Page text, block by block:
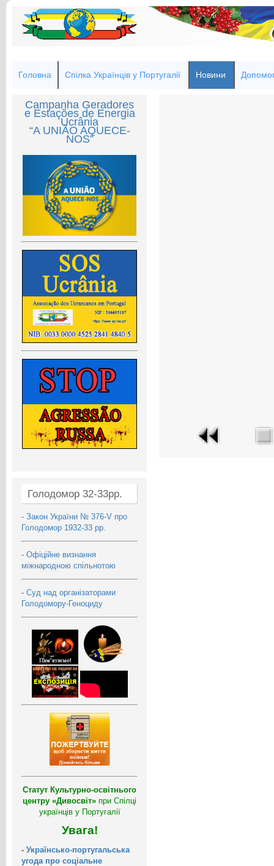
Головна Спілка Українців у Португалії Новини
Campanha Geradores
e Estações de Energia
Ucrânia
“A UNIÃO AQUECE-
NOS”
Голодомор 32-33рр.
- Закон України № 376-V про
Голодомор 1932-33 рр.
- Офіційне визнання
міжнародною спільнотою
- Суд над організаторами
Голодомору-Геноциду
Статут Культурно-освітнього
центру «Дивосвіт» при Спілці
українців у Португалії
Увага!
- Українсько-португальська
угода про соціальне